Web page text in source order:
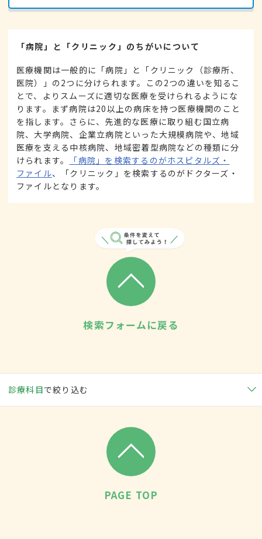
「病院」と「クリニック」のちがいについて
医療機関は一般的に「病院」と「クリニック（診療所、
医院）」の2つに分けられます。この2つの違いを知るこ
とで、よりスムーズに適切な医療を受けられるようにな
ります。まず病院は20以上の病床を持つ医療機関のこと
を指します。さらに、先進的な医療に取り組む国立病
院、大学病院、企業立病院といった大規模病院や、地域
医療を支える中核病院、地域密着型病院などの種類に分
けられます。
「病院」を検索するのがホスピタルズ・
ファイル、「クリニック」を検索するのがドクターズ・
ファイルとなります。
検索フォームに戻る
診療科目で絞り込む
PAGE TOP